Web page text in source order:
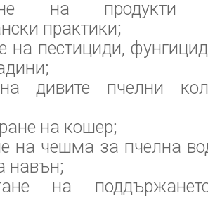
на продукти
практики;
на пестициди,
дивите пчелни
на кошер;
на чешма за пчелна
навън;
на